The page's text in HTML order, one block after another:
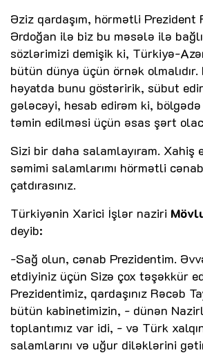
Əziz qardaşım, hörmətli Prezident
Ərdoğan ilə biz bu məsələ ilə
sözlərimizi demişik ki, Türkiyə-
bütün dünya üçün örnək
həyatda bunu göstəririk, sübut
gələcəyi, hesab edirəm ki, bölgədə
təmin edilməsi üçün əsas şərt
Sizi bir daha salamlayıram. Xahiş
səmimi salamlarımı hörmətli
çatdırasınız.
Türkiyənin Xarici İşlər naziri
deyib:
-Sağ olun, cənab Prezidentim.
etdiyiniz üçün Sizə çox təşəkkür
Prezidentimiz, qardaşınız Rəcəb
bütün kabinetimizin, - dünən
toplantımız var idi, - və Türk
salamlarını və uğur diləklərini